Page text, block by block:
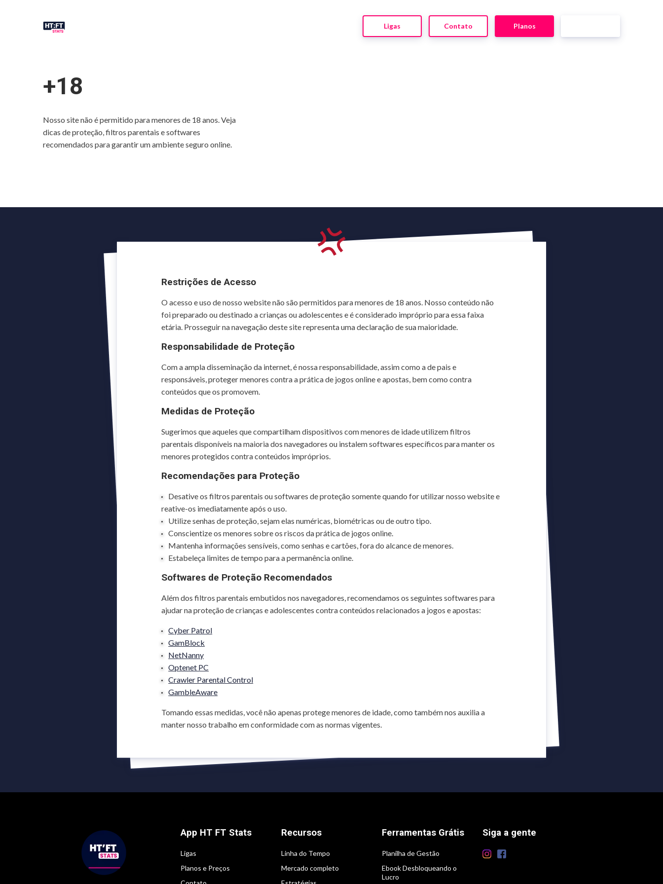
Planos
Contato
Ligas
+18
Nosso site não é permitido para menores de 18 anos. Veja
dicas de proteção, filtros parentais e softwares
recomendados para garantir um ambiente seguro online.
Restrições de Acesso
O acesso e uso de nosso website não são permitidos para menores de 18 anos. Nosso conteúdo não
foi preparado ou destinado a crianças ou adolescentes e é considerado impróprio para essa faixa
etária. Prosseguir na navegação deste site representa uma declaração de sua maioridade.
Responsabilidade de Proteção
Com a ampla disseminação da internet, é nossa responsabilidade, assim como a de pais e
responsáveis, proteger menores contra a prática de jogos online e apostas, bem como contra
conteúdos que os promovem.
Medidas de Proteção
Sugerimos que aqueles que compartilham dispositivos com menores de idade utilizem filtros
parentais disponíveis na maioria dos navegadores ou instalem softwares específicos para manter os
menores protegidos contra conteúdos impróprios.
Recomendações para Proteção
Desative os filtros parentais ou softwares de proteção somente quando for utilizar nosso website e
reative-os imediatamente após o uso.
Utilize senhas de proteção, sejam elas numéricas, biométricas ou de outro tipo.
Conscientize os menores sobre os riscos da prática de jogos online.
Mantenha informações sensíveis, como senhas e cartões, fora do alcance de menores.
Estabeleça limites de tempo para a permanência online.
Softwares de Proteção Recomendados
Além dos filtros parentais embutidos nos navegadores, recomendamos os seguintes softwares para
ajudar na proteção de crianças e adolescentes contra conteúdos relacionados a jogos e apostas:
Cyber Patrol
GamBlock
NetNanny
Optenet PC
Crawler Parental Control
GambleAware
Tomando essas medidas, você não apenas protege menores de idade, como também nos auxilia a
manter nosso trabalho em conformidade com as normas vigentes.
App HT FT Stats
Ligas
Planos e Preços
Recursos
Linha do Tempo
Mercado completo
Ferramentas Grátis
Planilha de Gestão
Ebook Desbloqueando o
Lucro
Siga a gente